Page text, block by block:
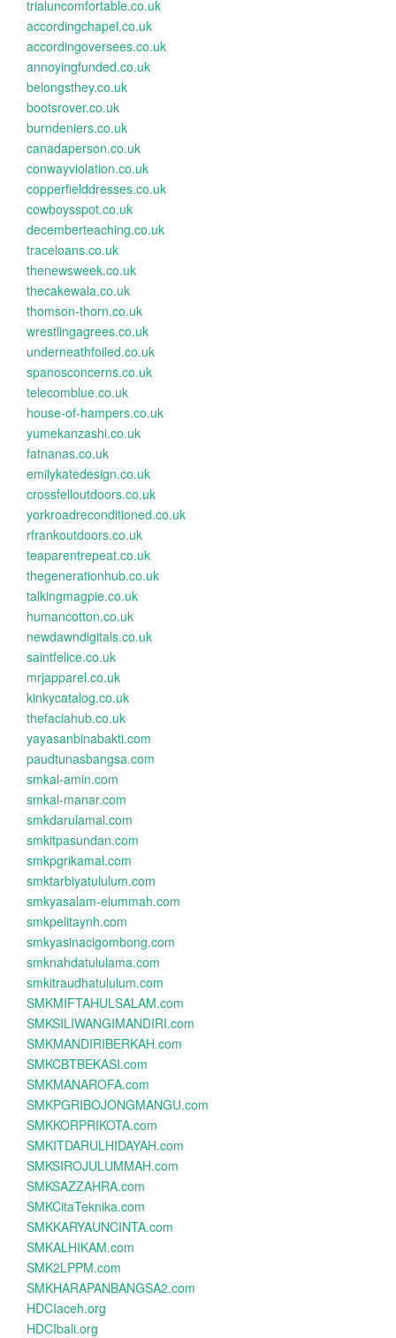
trialuncomfortable.co.uk
accordingchapel.co.uk
accordingoversees.co.uk
annoyingfunded.co.uk
belongsthey.co.uk
bootsrover.co.uk
burndeniers.co.uk
canadaperson.co.uk
conwayviolation.co.uk
copperfielddresses.co.uk
cowboysspot.co.uk
decemberteaching.co.uk
traceloans.co.uk
thenewsweek.co.uk
thecakewala.co.uk
thomson-thorn.co.uk
wrestlingagrees.co.uk
underneathfoiled.co.uk
spanosconcerns.co.uk
telecomblue.co.uk
house-of-hampers.co.uk
yumekanzashi.co.uk
fatnanas.co.uk
emilykatedesign.co.uk
crossfelloutdoors.co.uk
yorkroadreconditioned.co.uk
rfrankoutdoors.co.uk
teaparentrepeat.co.uk
thegenerationhub.co.uk
talkingmagpie.co.uk
humancotton.co.uk
newdawndigitals.co.uk
saintfelice.co.uk
mrjapparel.co.uk
kinkycatalog.co.uk
thefaciahub.co.uk
yayasanbinabakti.com
paudtunasbangsa.com
smkal-amin.com
smkal-manar.com
smkdarulamal.com
smkitpasundan.com
smkpgrikamal.com
smktarbiyatululum.com
smkyasalam-elummah.com
smkpelitaynh.com
smkyasinacigombong.com
smknahdatululama.com
smkitraudhatululum.com
SMKMIFTAHULSALAM.com
SMKSILIWANGIMANDIRI.com
SMKMANDIRIBERKAH.com
SMKCBTBEKASI.com
SMKMANAROFA.com
SMKPGRIBOJONGMANGU.com
SMKKORPRIKOTA.com
SMKITDARULHIDAYAH.com
SMKSIROJULUMMAH.com
SMKSAZZAHRA.com
SMKCitaTeknika.com
SMKKARYAUNCINTA.com
SMKALHIKAM.com
SMK2LPPM.com
SMKHARAPANBANGSA2.com
HDCIaceh.org
HDCIbali.org